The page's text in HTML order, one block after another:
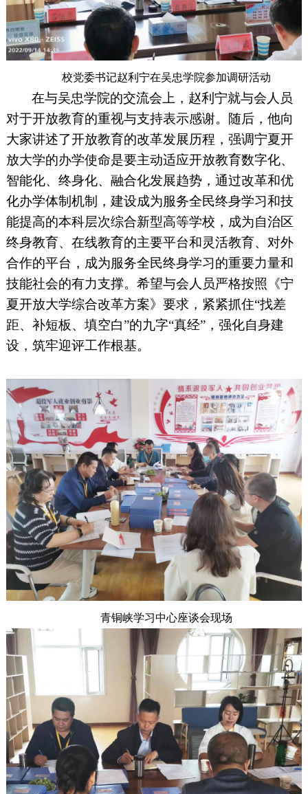
校党委书记赵利宁在吴忠学院参加调研活动
在与吴忠学院的交流会上，赵利宁就与会人员
对于开放教育的重视与支持表示感谢。随后，他向
大家讲述了开放教育的改革发展历程，强调宁夏开
放大学的办学使命是要主动适应开放教育数字化、
智能化、终身化、融合化发展趋势，通过改革和优
化办学体制机制，建设成为服务全民终身学习和技
能提高的本科层次综合新型高等学校，成为自治区
终身教育、在线教育的主要平台和灵活教育、对外
合作的平台，成为服务全民终身学习的重要力量和
技能社会的有力支撑。希望与会人员严格按照《宁
夏开放大学综合改革方案》要求，紧紧抓住“找差
距、补短板、填空白”的九字“真经”，强化自身建
设，筑牢迎评工作根基。
青铜峡学习中心座谈会现场